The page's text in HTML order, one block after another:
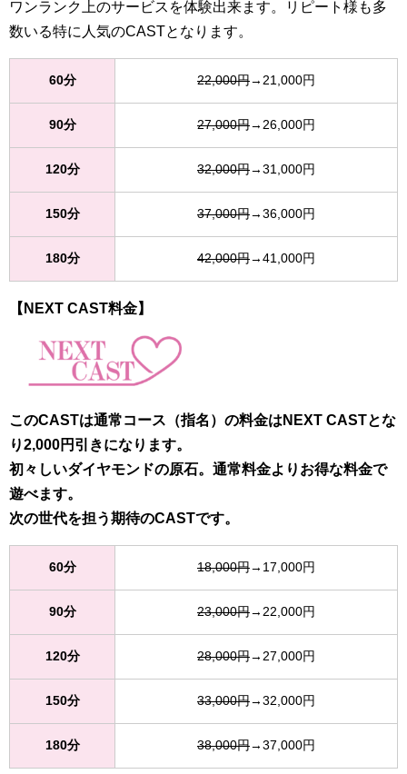
ワンランク上のサービスを体験出来ます。リピート様も多
数いる特に人気のCASTとなります。
60分 22,000円→21,000円
90分 27,000円→26,000円
120分 32,000円→31,000円
150分 37,000円→36,000円
180分 42,000円→41,000円
【NEXT CAST料金】
このCASTは通常コース（指名）の料金はNEXT CASTとな
り2,000円引きになります。
初々しいダイヤモンドの原石。通常料金よりお得な料金で
遊べます。
次の世代を担う期待のCASTです。
60分 18,000円→17,000円
90分 23,000円→22,000円
120分 28,000円→27,000円
150分 33,000円→32,000円
180分 38,000円→37,000円